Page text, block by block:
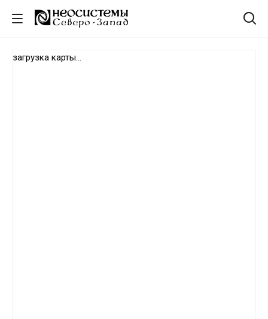
загрузка карты...